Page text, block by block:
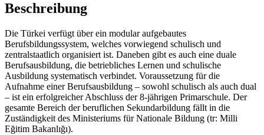
Beschreibung
Die Türkei verfügt über ein modular aufgebautes
Berufsbildungssystem, welches vorwiegend schulisch und
zentralstaatlich organisiert ist. Daneben gibt es auch eine duale
Berufsausbildung, die betriebliches Lernen und schulische
Ausbildung systematisch verbindet. Voraussetzung für die
Aufnahme einer Berufsausbildung – sowohl schulisch als auch dual
– ist ein erfolgreicher Abschluss der 8-jährigen Primarschule. Der
gesamte Bereich der beruflichen Sekundarbildung fällt in die
Zuständigkeit des Ministeriums für Nationale Bildung (tr: Milli
Eğitim Bakanlığı).